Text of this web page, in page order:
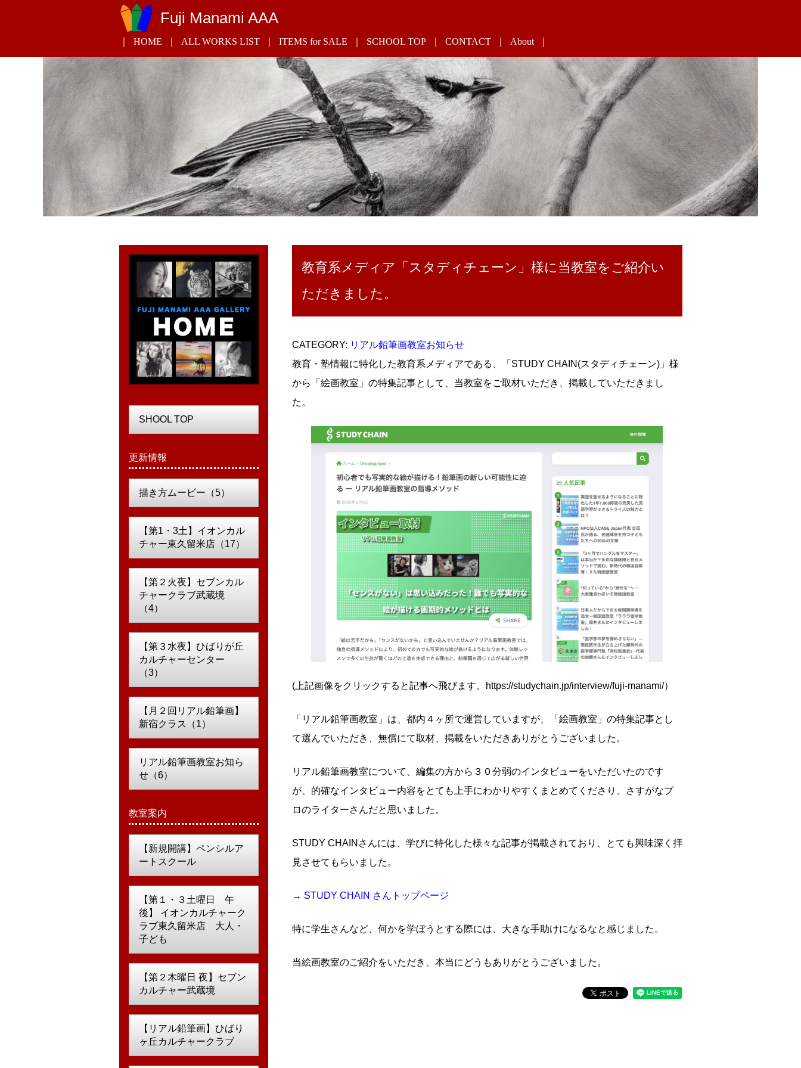
Fuji Manami AAA
HOME ALL WORKS LIST ITEMS for SALE SCHOOL TOP CONTACT About
教育系メディア「スタディチェーン」様に当教室をご紹介い
ただきました。
CATEGORY: リアル鉛筆画教室お知らせ
教育・塾情報に特化した教育系メディアである、「STUDY CHAIN(スタディチェーン)」様
から「絵画教室」の特集記事として、当教室をご取材いただき、掲載していただきまし
た。
(上記画像をクリックすると記事へ飛びます。https://studychain.jp/interview/fuji-manami/）
「リアル鉛筆画教室」は、都内４ヶ所で運営していますが、「絵画教室」の特集記事とし
て選んでいただき、無償にて取材、掲載をいただきありがとうございました。
リアル鉛筆画教室について、編集の方から３０分弱のインタビューをいただいたのです
が、的確なインタビュー内容をとても上手にわかりやすくまとめてくださり、さすがなプ
ロのライターさんだと思いました。
STUDY CHAINさんには、学びに特化した様々な記事が掲載されており、とても興味深く拝
見させてもらいました。
→ STUDY CHAIN さんトップページ
特に学生さんなど、何かを学ぼうとする際には、大きな手助けになるなと感じました。
当絵画教室のご紹介をいただき、本当にどうもありがとうございました。
SHOOL TOP
更新情報
描き方ムービー（5）
【第1・3土】イオンカル
チャー東久留米店（17）
【第２火夜】セブンカル
チャークラブ武蔵境
（4）
【第３水夜】ひばりが丘
カルチャーセンター
（3）
【月２回リアル鉛筆画】
新宿クラス（1）
リアル鉛筆画教室お知ら
せ（6）
教室案内
【新規開講】ペンシルア
ートスクール
【第１・３土曜日 午
後】 イオンカルチャーク
ラブ東久留米店 大人・
子ども
【第２木曜日 夜】セブン
カルチャー武蔵境
【リアル鉛筆画】ひばり
ヶ丘カルチャークラブ